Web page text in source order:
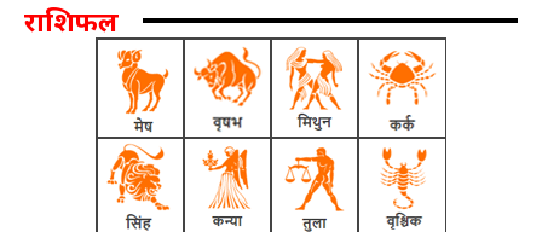
राशिफल